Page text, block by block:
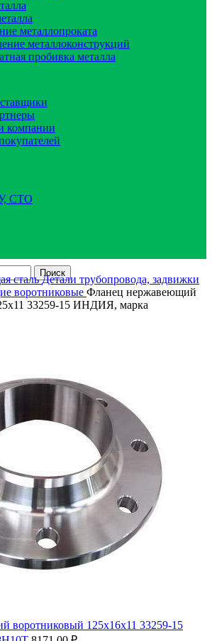
металлопроката
металлоконструкций
пробивка металла
компании
СТО
Поиск
стальДетали трубопровода, задвижки
воротниковые Фланец нержавеющий
33259-15 ИНДИЯ, марка
воротниковый 125х16х11 33259-15